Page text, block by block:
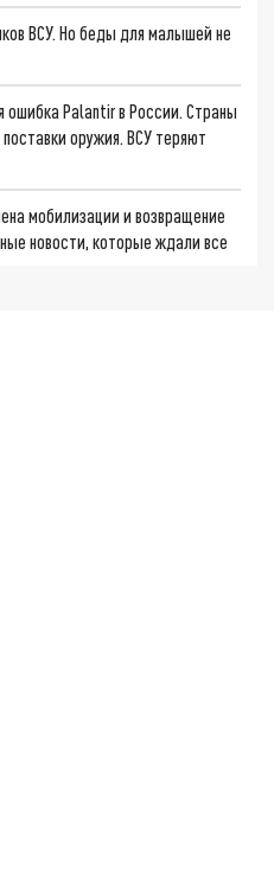
ВСУ. Но беды для малышей не
ошибка Palantir в России. Страны
оружия. ВСУ теряют
мобилизации и возвращение
новости, которые ждали все